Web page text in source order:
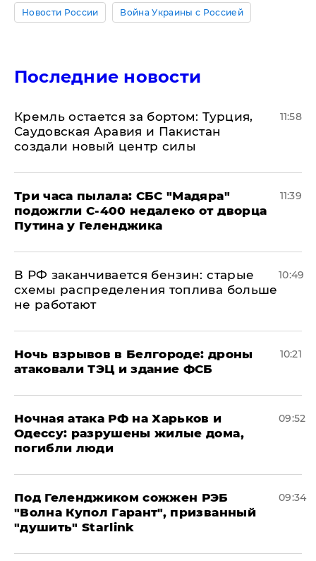
Новости России Война Украины с Россией
Последние новости
​Кремль остается за бортом: Турция,
Саудовская Аравия и Пакистан
создали новый центр силы
11:58
Три часа пылала: СБС "Мадяра"
подожгли С-400 недалеко от дворца
Путина у Геленджика
11:39
​В РФ заканчивается бензин: старые
схемы распределения топлива больше
не работают
10:49
​Ночь взрывов в Белгороде: дроны
атаковали ТЭЦ и здание ФСБ
10:21
​Ночная атака РФ на Харьков и
Одессу: разрушены жилые дома,
погибли люди
09:52
Под Геленджиком сожжен РЭБ
"Волна Купол Гарант", призванный
"душить" Starlink
09:34